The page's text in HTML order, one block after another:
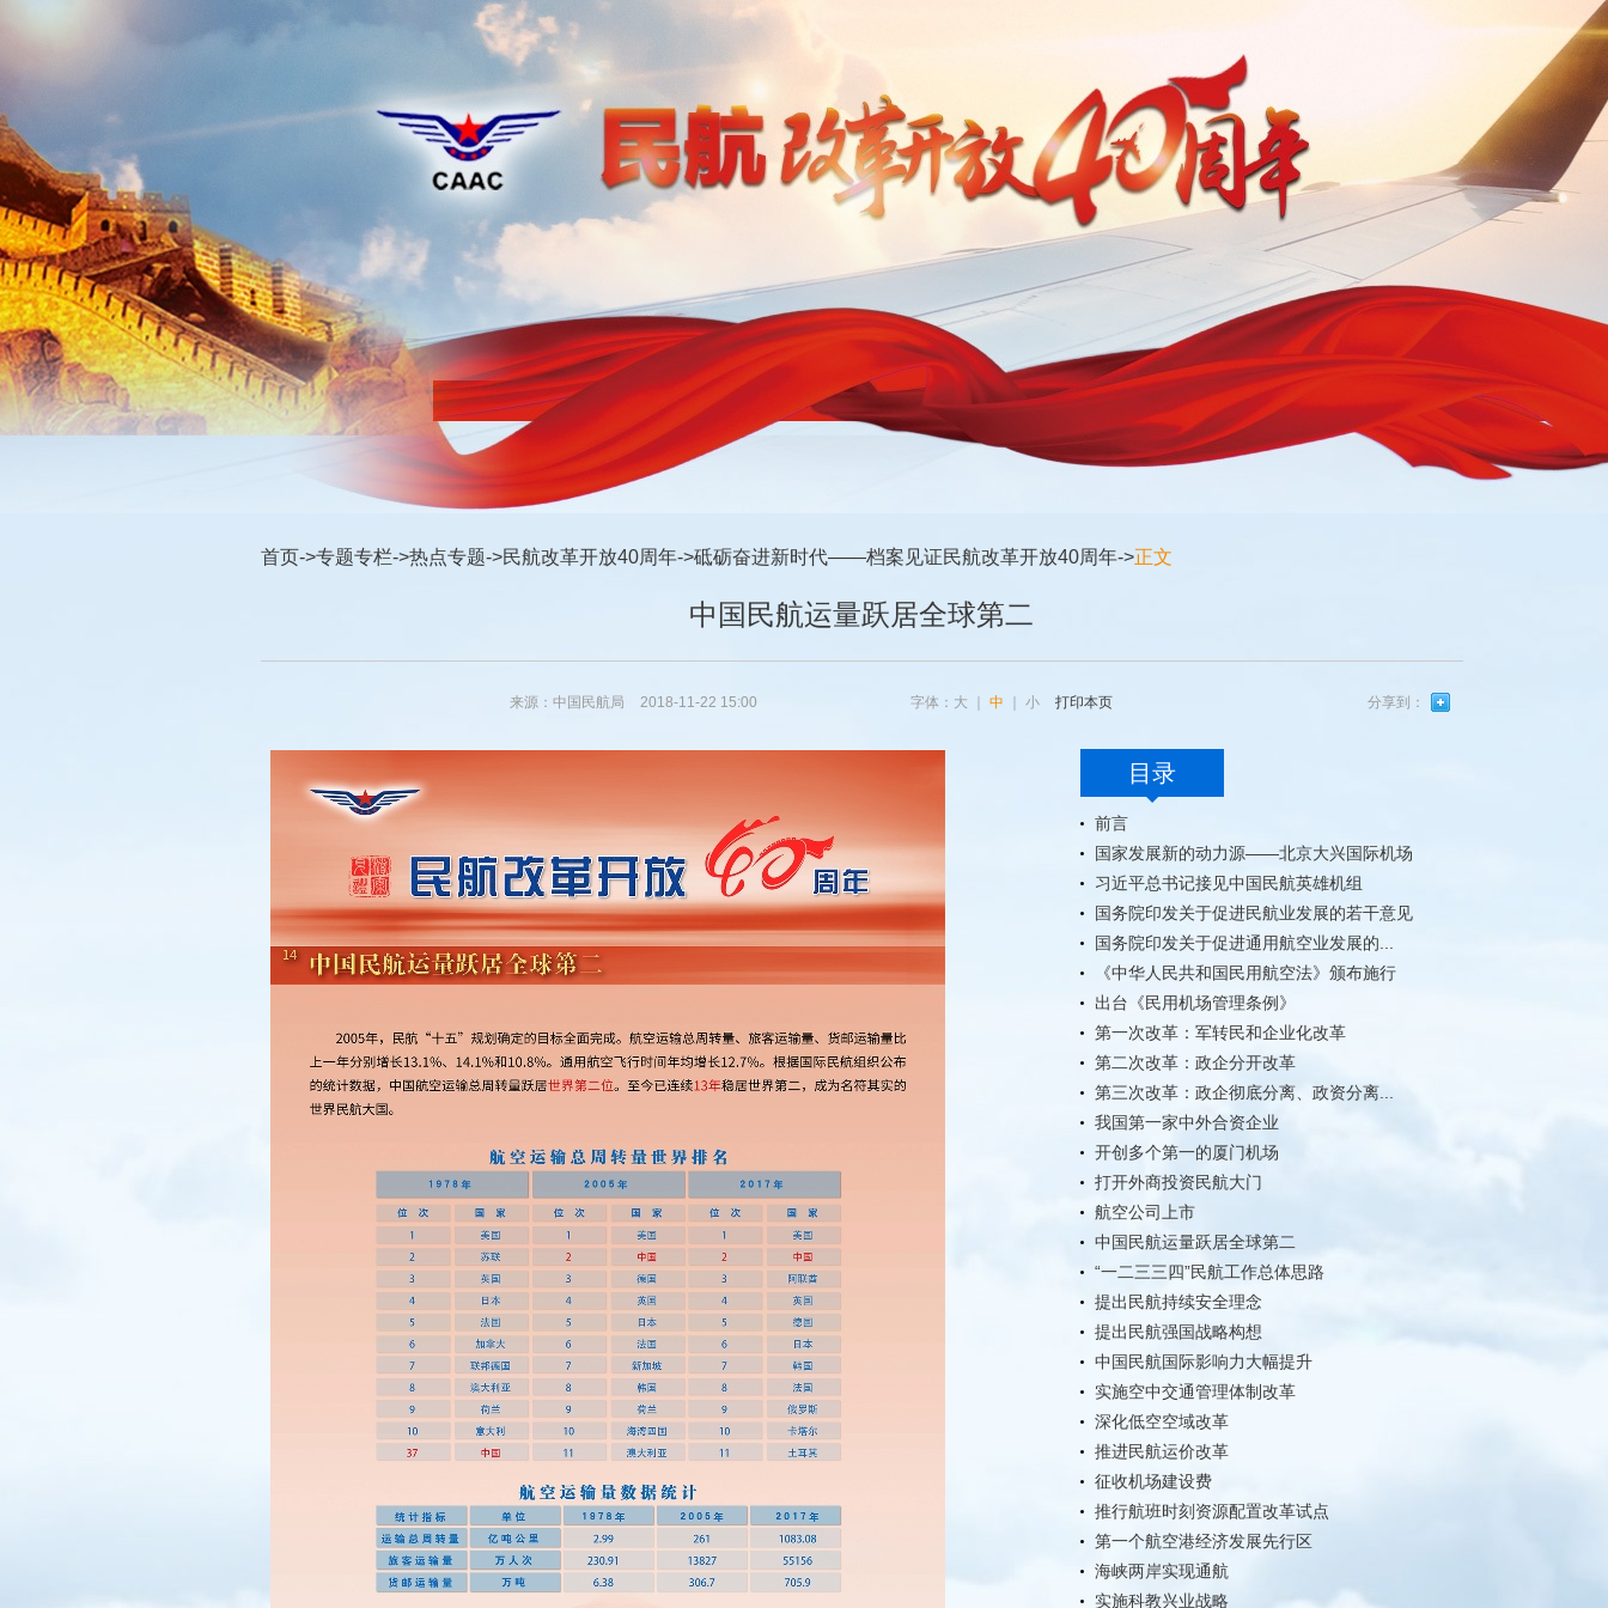
首页->专题专栏->热点专题->民航改革开放40周年->砥砺奋进新时代——档案见证民航改革开放40周年->正文
中国民航运量跃居全球第二
来源：中国民航局 2018-11-22 15:00 字体： 大 中 小 打印本页 分享到：
目录
前言
国家发展新的动力源——北京大兴国际机场
习近平总书记接见中国民航英雄机组
国务院印发关于促进民航业发展的若干意见
国务院印发关于促进通用航空业发展的...
《中华人民共和国民用航空法》颁布施行
出台《民用机场管理条例》
第一次改革：军转民和企业化改革
第二次改革：政企分开改革
第三次改革：政企彻底分离、政资分离...
我国第一家中外合资企业
开创多个第一的厦门机场
打开外商投资民航大门
航空公司上市
中国民航运量跃居全球第二
“一二三三四”民航工作总体思路
提出民航持续安全理念
提出民航强国战略构想
中国民航国际影响力大幅提升
实施空中交通管理体制改革
深化低空空域改革
推进民航运价改革
征收机场建设费
推行航班时刻资源配置改革试点
第一个航空港经济发展先行区
海峡两岸实现通航
实施科教兴业战略